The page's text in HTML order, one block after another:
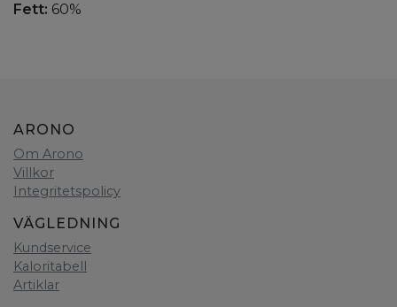
Fett: 60%
ARONO
Om Arono
Villkor
Integritetspolicy
VÄGLEDNING
Kundservice
Kaloritabell
Artiklar